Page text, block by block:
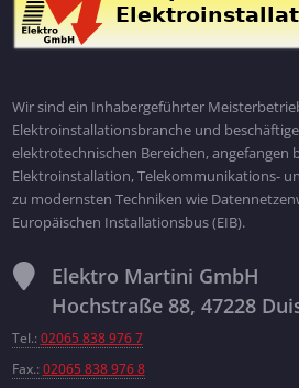
Wir sind ein Inhabergeführter
Elektroinstallationsbranche und
elektrotechnischen Bereichen, angefangen
Elektroinstallation, Telekommunikations-
zu modernsten Techniken wie
Europäischen Installationsbus (EIB).
Elektro Martini GmbH
Hochstraße 88, 47228
Tel.: 02065 838 976 7
Fax.: 02065 838 976 8